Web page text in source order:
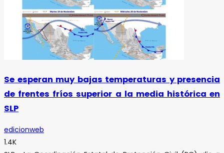
Se esperan muy bajas temperaturas y presencia
de frentes fríos superior a la media histórica en
SLP
edicionweb
1.4K